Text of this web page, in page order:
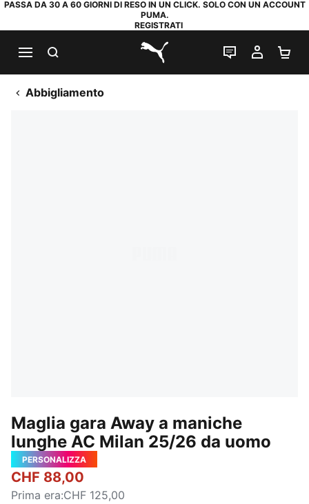
PASSA DA 30 A 60 GIORNI DI RESO IN UN CLICK. SOLO CON UN ACCOUNT
PUMA.
REGISTRATI
PUMA.com
CHAT IL MIO
Abbigliamento
Maglia gara Away a maniche
lunghe AC Milan 25/26 da uomo
PERSONALIZZA
CHF 88,00
Prima era:CHF 125,00